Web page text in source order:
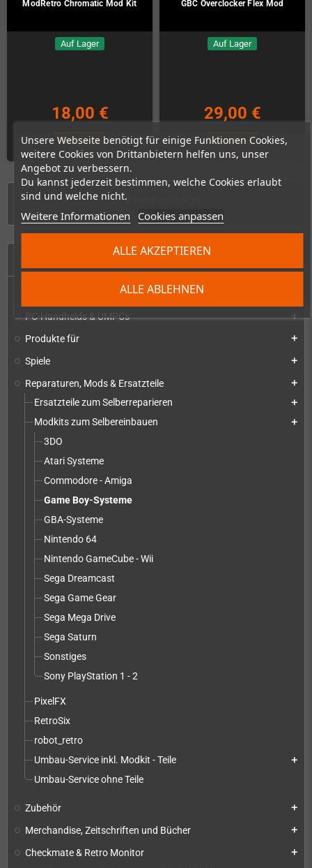
Unsere Webseite benötigt für einige Funktionen Cookies,
weitere Cookies von Drittanbietern helfen uns, unser
Angebot zu verbessern.
Du kannst jederzeit bestimmen, welche Cookies erlaubt
sind und welche nicht.
Weitere Informationen Cookies anpassen
ALLE ABLEHNEN
ALLE AKZEPTIEREN
Konsolen & Handhelds
PC-Handhelds & UMPCs add
Produkte für add
Spiele add
Reparaturen, Mods & Ersatzteile add
Ersatzteile zum Selberreparieren add
Modkits zum Selbereinbauen add
3DO
Atari Systeme
Commodore - Amiga
Game Boy-Systeme
GBA-Systeme
Nintendo 64
Nintendo GameCube - Wii
Sega Dreamcast
Sega Game Gear
Sega Mega Drive
Sega Saturn
Sonstiges
Sony PlayStation 1 - 2
PixelFX
RetroSix
robot_retro
Umbau-Service inkl. Modkit - Teile
add
Umbau-Service ohne Teile
Zubehör add
Merchandise, Zeitschriften und Bücher add
Checkmate & Retro Monitor add
ModRetro Chromatic Mod Kit
Auf Lager
18,00 €
KAUFEN
GBC Overclocker Flex Mod
Auf Lager
29,00 €
KAUFEN
1 - 8 von 8 Artikel(n)